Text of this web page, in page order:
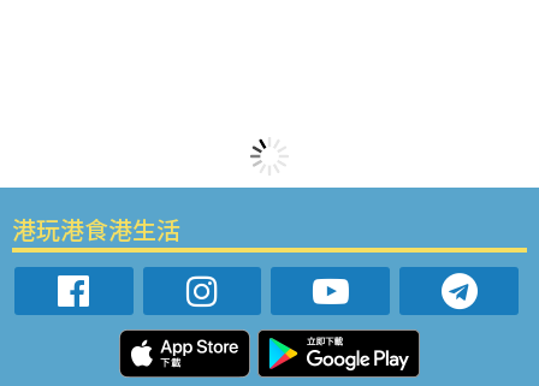
港玩港食港生活